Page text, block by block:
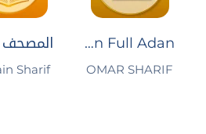
Golden Full Adan | المؤذن الذهبي
OMAR SHARIF
Sharif